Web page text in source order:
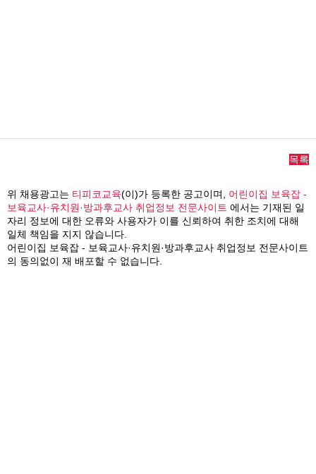
목록
위 채용광고는 티피코교육(이)가 등록한 공고이며, 어린이집 보육잡 -
보육교사·유치원·방과후교사 취업정보 전문사이트 에서는 기재된 일
자리 정보에 대한 오류와 사용자가 이를 신뢰하여 취한 조치에 대해
일체 책임을 지지 않습니다.
어린이집 보육잡 - 보육교사·유치원·방과후교사 취업정보 전문사이트
의 동의없이 재 배포할 수 없습니다.